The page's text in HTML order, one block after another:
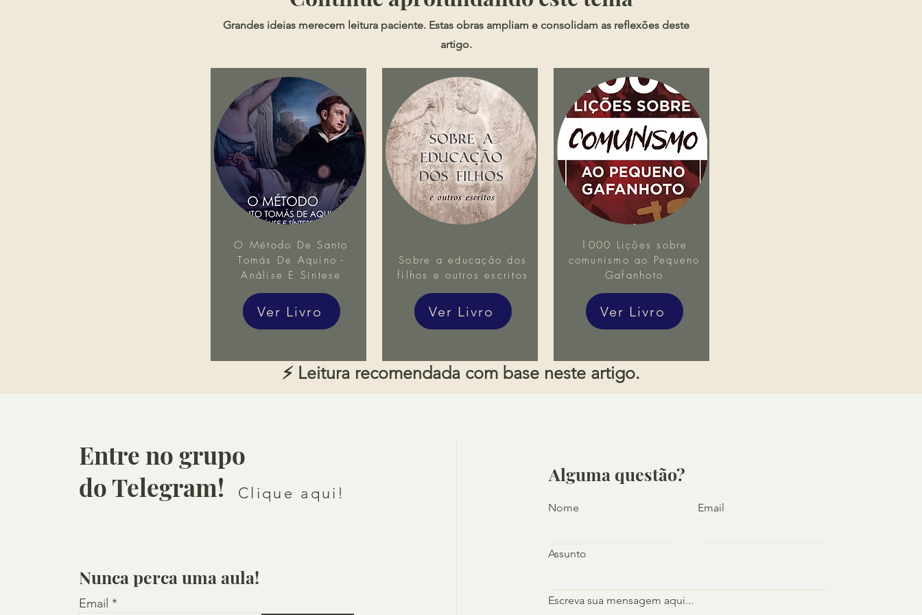
Grandes ideias merecem leitura paciente. Estas obras ampliam e consolidam as reflexões deste
artigo.
⚡ Leitura recomendada com base neste artigo.
O Método De Santo
Tomás De Aquino -
Análise E Síntese
Ver Livro
Sobre a educação dos
filhos e outros escritos
Ver Livro
1000 Lições sobre
comunismo ao Pequeno
Gafanhoto
Ver Livro
Entre no grupo
do Telegram!
Clique aqui!
Nunca perca uma aula!
Email
Alguma questão?
Nome Email
Assunto
Escreva sua mensagem aqui...